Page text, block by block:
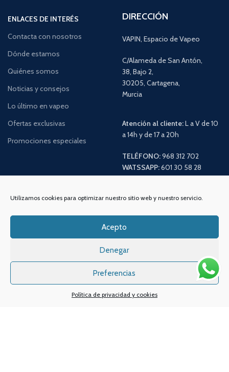
Utilizamos cookies para optimizar nuestro sitio web y nuestro servicio.
Acepto
Denegar
Preferencias
Política de privacidad y cookies
ENLACES DE INTERÉS
Contacta con nosotros
Dónde estamos
Quiénes somos
Noticias y consejos
Lo último en vapeo
Ofertas exclusivas
Promociones especiales
DIRECCIÓN
VAPIN, Espacio de Vapeo
C/Alameda de San Antón,
38, Bajo 2,
30205, Cartagena,
Murcia
Atención al cliente:L a V de 10
a 14h y de 17 a 20h
TELÉFONO:968 312 702
WATSSAPP:601 30 58 28
Email:info@vapeo.es